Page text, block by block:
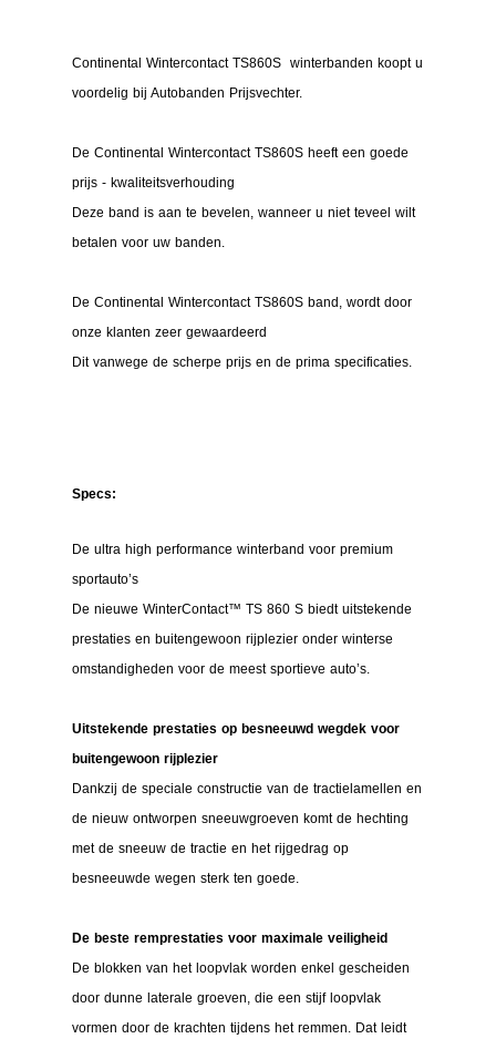
Continental Wintercontact TS860S winterbanden koopt u
voordelig bij Autobanden Prijsvechter.
De Continental Wintercontact TS860S heeft een goede
prijs - kwaliteitsverhouding
Deze band is aan te bevelen, wanneer u niet teveel wilt
betalen voor uw banden.
De Continental Wintercontact TS860S band, wordt door
onze klanten zeer gewaardeerd
Dit vanwege de scherpe prijs en de prima specificaties.
Specs:
De ultra high performance winterband voor premium
sportauto’s
De nieuwe WinterContact™ TS 860 S biedt uitstekende
prestaties en buitengewoon rijplezier onder winterse
omstandigheden voor de meest sportieve auto’s.
Uitstekende prestaties op besneeuwd wegdek voor
buitengewoon rijplezier
Dankzij de speciale constructie van de tractielamellen en
de nieuw ontworpen sneeuwgroeven komt de hechting
met de sneeuw de tractie en het rijgedrag op
besneeuwde wegen sterk ten goede.
De beste remprestaties voor maximale veiligheid
De blokken van het loopvlak worden enkel gescheiden
door dunne laterale groeven, die een stijf loopvlak
vormen door de krachten tijdens het remmen. Dat leidt